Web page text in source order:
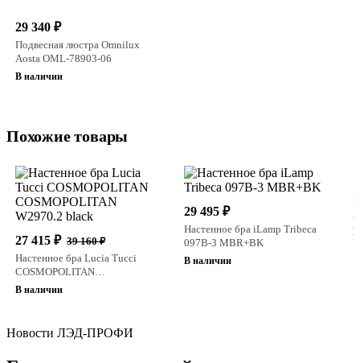
29 340 ₽
Подвесная люстра Omnilux
Aosta OML-78903-06
В наличии
Похожие товары
27 415 ₽ 39 160 ₽
Настенное бра Lucia Tucci
COSMOPOLITAN
COSMOPOLITAN W2970.2 black
В наличии
29 495 ₽
Настенное бра iLamp Tribeca
097B-3 MBR+BK
В наличии
В
Новости ЛЭД-ПРОФИ